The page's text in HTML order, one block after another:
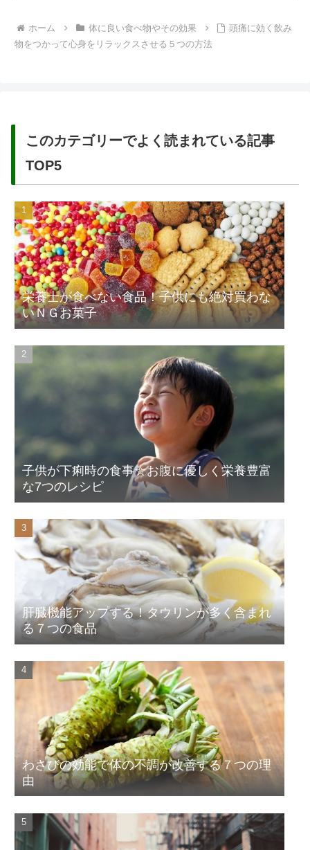
ホーム 体に良い食べ物やその効果
頭痛に効く飲み
物をつかって心身をリラックスさせる５つの方法
このカテゴリーでよく読まれている記事
TOP5
栄養士が食べない食品！子供にも絶対買わな
いＮＧお菓子
子供が下痢時の食事☆お腹に優しく栄養豊富
な7つのレシピ
肝臓機能アップする！タウリンが多く含まれ
る７つの食品
わさびの効能で体の不調が改善する７つの理
由